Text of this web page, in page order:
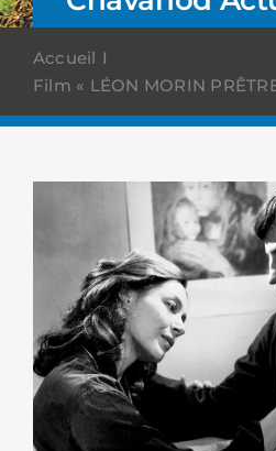
Accueil
Film « LÉON MORIN